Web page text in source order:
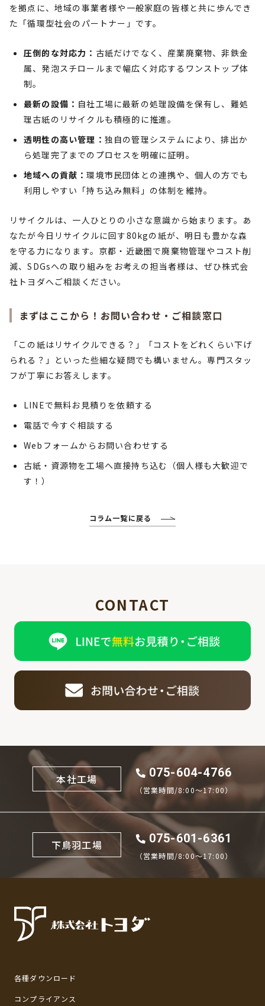
を拠点に、地域の事業者様や一般家庭の皆様と共に歩んでき
た「循環型社会のパートナー」です。
圧倒的な対応力： 古紙だけでなく、産業廃棄物、非鉄金
属、発泡スチロールまで幅広く対応するワンストップ体
制。
最新の設備： 自社工場に最新の処理設備を保有し、難処
理古紙のリサイクルも積極的に推進。
透明性の高い管理： 独自の管理システムにより、排出か
ら処理完了までのプロセスを明確に証明。
地域への貢献：環境市民団体との連携や、個人の方でも
利用しやすい「持ち込み無料」の体制を維持。
リサイクルは、一人ひとりの小さな意識から始まります。あ
なたが今日リサイクルに回す80kgの紙が、明日も豊かな森
を守る力になります。京都・近畿圏で廃棄物管理やコスト削
減、SDGsへの取り組みをお考えの担当者様は、ぜひ株式会
社トヨダへご相談ください。
まずはここから！お問い合わせ・ご相談窓口
「この紙はリサイクルできる？」「コストをどれくらい下げ
られる？」といった些細な疑問でも構いません。専門スタッ
フが丁寧にお答えします。
LINEで無料お見積りを依頼する
電話で今すぐ相談する
Webフォームからお問い合わせする
古紙・資源物を工場へ直接持ち込む（個人様も大歓迎で
す！）
コラム一覧に戻る
CONTACT
本社工場 075-604-4766
（営業時間/8:00〜17:00）
下鳥羽工場 075-601-6361
（営業時間/8:00〜17:00）
各種ダウンロード
コンプライアンス